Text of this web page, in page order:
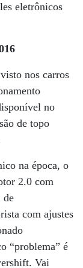
eletrônicos
nos carros
no
de topo
na época, o
2.0 com
de
com ajustes
“problema” é
Vai